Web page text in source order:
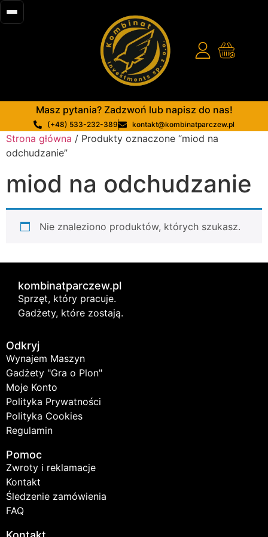
Masz pytania? Zadzwoń lub napisz do nas!
(+48) 533-232-389 kontakt@kombinatparczew.pl
Strona główna / Produkty oznaczone “miod na
odchudzanie”
miod na odchudzanie
Nie znaleziono produktów, których szukasz.
kombinatparczew.pl
Sprzęt, który pracuje.
Gadżety, które zostają.
Odkryj
Wynajem Maszyn
Gadżety "Gra o Plon"
Moje Konto
Polityka Prywatności
Polityka Cookies
Regulamin
Pomoc
Zwroty i reklamacje
Kontakt
Śledzenie zamówienia
FAQ